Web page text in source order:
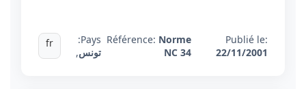
Publié le:
22/11/2001
Référence: Norme
NC 34
Pays:
تونس,
fr